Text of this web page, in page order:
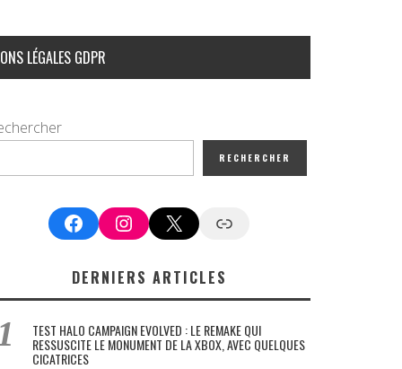
LÉGALES GDPR
RECHERCHER
FacebookInstagram
X Google News
DERNIERS ARTICLES
TEST HALO CAMPAIGN EVOLVED : LE REMAKE QUI
RESSUSCITE LE MONUMENT DE LA XBOX, AVEC QUELQUES
CICATRICES